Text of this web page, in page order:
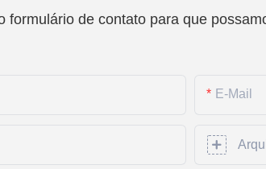
de contato para que
E-Mail